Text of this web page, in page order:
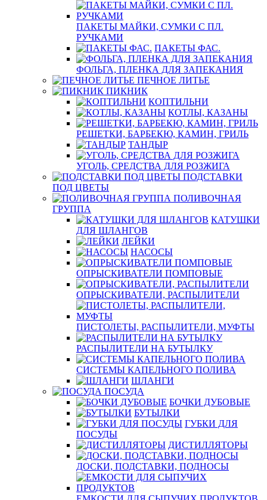
ПАКЕТЫ МАЙКИ, СУМКИ С ПЛ.
РУЧКАМИ
ПАКЕТЫ ФАС.
ФОЛЬГА, ПЛЕНКА ДЛЯ ЗАПЕКАНИЯ
ПЕЧНОЕ ЛИТЬЕ
ПИКНИК
КОПТИЛЬНИ
КОТЛЫ, КАЗАНЫ
РЕШЕТКИ, БАРБЕКЮ, КАМИН, ГРИЛЬ
ТАНДЫР
УГОЛЬ, СРЕДСТВА ДЛЯ РОЗЖИГА
ПОДСТАВКИ
ПОД ЦВЕТЫ
ПОЛИВОЧНАЯ
ГРУППА
КАТУШКИ
ДЛЯ ШЛАНГОВ
ЛЕЙКИ
НАСОСЫ
ОПРЫСКИВАТЕЛИ ПОМПОВЫЕ
ОПРЫСКИВАТЕЛИ, РАСПЫЛИТЕЛИ
ПИСТОЛЕТЫ, РАСПЫЛИТЕЛИ, МУФТЫ
РАСПЫЛИТЕЛИ НА БУТЫЛКУ
СИСТЕМЫ КАПЕЛЬНОГО ПОЛИВА
ШЛАНГИ
ПОСУДА
БОЧКИ ДУБОВЫЕ
БУТЫЛКИ
ГУБКИ ДЛЯ
ПОСУДЫ
ДИСТИЛЛЯТОРЫ
ДОСКИ, ПОДСТАВКИ, ПОДНОСЫ